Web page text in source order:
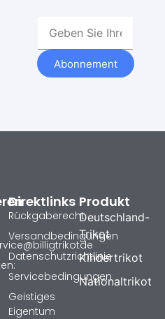
Abonnement
Produkt
Deutschland-
Trikot
Kindertrikot
Nationaltrikot
Direktlinks
Rückgaberecht
Versandbedingungen
Datenschutzrichtlinie
Servicebedingungen
Geistiges
Eigentum